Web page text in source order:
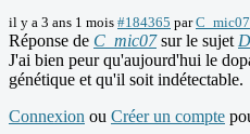
il y a 3 ans 1 mois #184365 parC_mic07
Réponse de C_mic07sur le sujet
J'ai bien peur qu'aujourd'hui le
génétique et qu'il soit indétectable.
Connexion ou Créer un compte